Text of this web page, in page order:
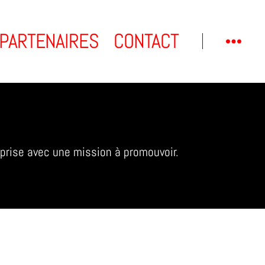
PARTENAIRES CONTACT
avec une mission à promouvoir.